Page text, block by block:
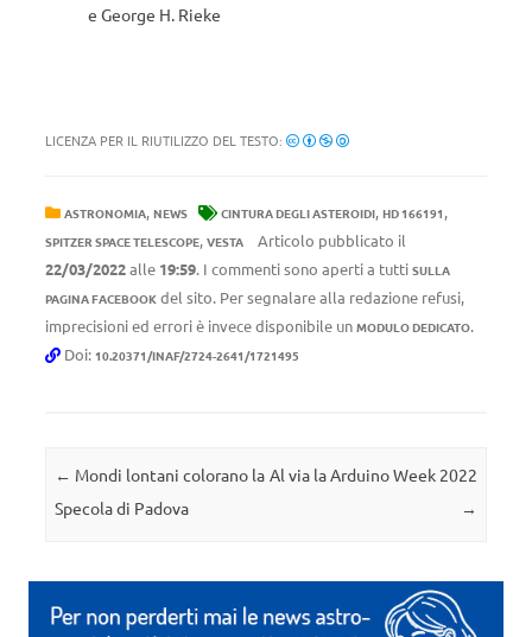
e George H. Rieke
LICENZA PER IL RIUTILIZZO DEL TESTO:
ASTRONOMIA, NEWS CINTURA DEGLI ASTEROIDI, HD 166191 ,
SPITZER SPACE TELESCOPE, VESTA
Articolo pubblicato il
22/03/2022alle 19:59. I commenti sono aperti a tutti SULLA
PAGINA FACEBOOK del sito. Per segnalare alla redazione refusi,
imprecisioni ed errori è invece disponibile un MODULO DEDICATO.
Doi: 10.20371/INAF/2724-2641/1721495
Navigazione articolo
← Mondi lontani colorano la
Specola di Padova
Al via la Arduino Week 2022
→